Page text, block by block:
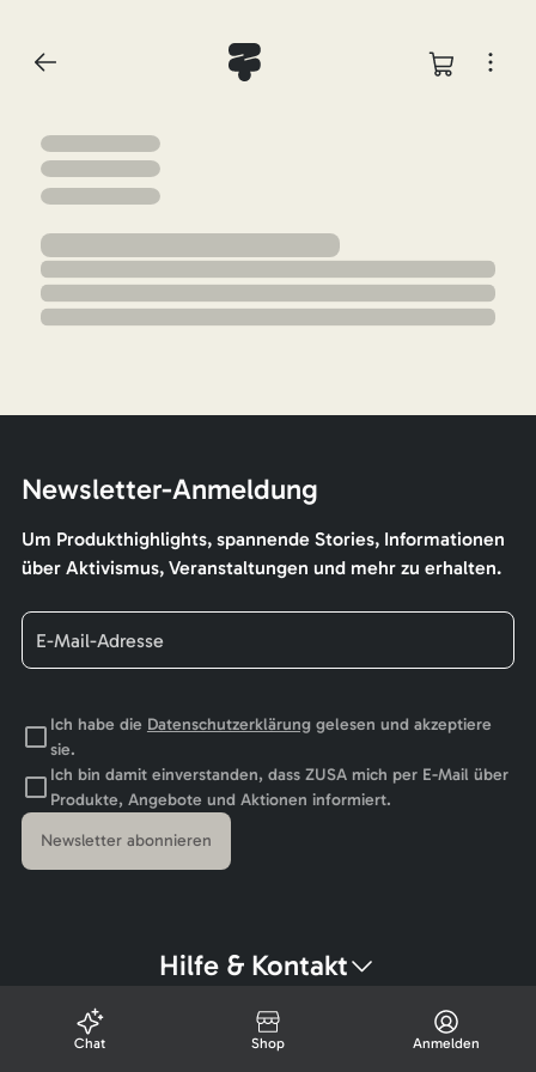
Newsletter-Anmeldung
Um Produkthighlights, spannende Stories, Informationen
über Aktivismus, Veranstaltungen und mehr zu erhalten.
Ich habe die Datenschutzerklärunggelesen und akzeptiere
sie.
Ich bin damit einverstanden, dass ZUSA mich per E-Mail über
Produkte, Angebote und Aktionen informiert.
Newsletter abonnieren
Hilfe & Kontakt
Chat Shop Anmelden